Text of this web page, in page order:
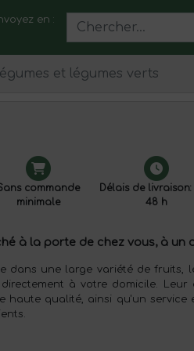
en :
et légumes verts
commande
minimale
Délais de
48 h
à la porte de chez vous, à un
dans une large variété de fruits,
à votre domicile.
haute qualité, ainsi qu'un service